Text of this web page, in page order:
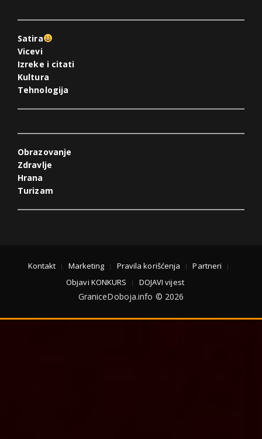
Satira
Vicevi
Izreke i citati
Kultura
Tehnologija
Obrazovanje
Zdravlje
Hrana
Turizam
Kontakt Marketing Pravila korišćenja
Partneri
Objavi KONKURS
DOJAVI vijest
GraniceDoboja.info © 2026